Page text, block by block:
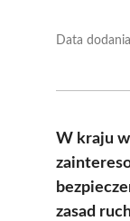
Data
W kraju
zasad